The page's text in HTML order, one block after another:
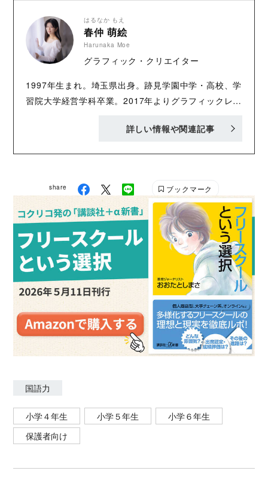
ガで笑って、言葉の達人！超こども言いかえ図鑑』
（Gakken）、『仕事で大切なことはすべて尼崎の小
さな本屋で学んだ』（ポプラ社）、『ザ・殺し文句 』
（新潮新書）、『400年前なのに最先端! 江戸式マー
ケ』（文藝春秋）などがある。海外にも20冊以上が翻
訳されている。
はるなか もえ
春仲 萌絵
Harunaka Moe
グラフィック・クリエイター
1997年生まれ。埼玉県出身。跡見学園中学・高校、学
習院大学経営学科卒業。2017年よりグラフィックレコ
ー等へ参加。グラレコのほかに図解イラストやホワイ
こだわった手描きのイラストや文字での表現を得意と
する。 主な仕事として『400年前なのに最先端! 江戸
式マーケ』（川上徹也/文藝春秋）の図解イラスト、テ
レビ朝日「おるおるオードリー」やTOKYO FM「山崎
玲奈の誰かに話したかったこと。」（ダレハナ）での
グラレコなどがある。
詳しい情報や関連記事
share ブックマーク
国語力
小学４年生 小学５年生
小学６年生
保護者向け